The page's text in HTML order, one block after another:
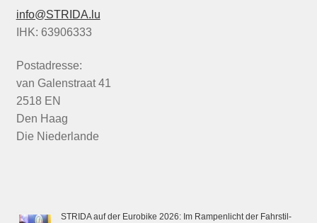
info@STRIDA.lu
IHK: 63906333
Postadresse:
van Galenstraat 41
2518 EN
Den Haag
Die Niederlande
STRIDA auf der Eurobike 2026: Im Rampenlicht der Fahrstil-